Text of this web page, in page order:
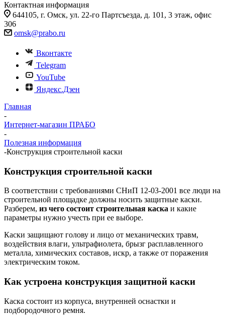
Контактная информация
644105, г. Омск, ул. 22-го Партсъезда, д. 101, 3 этаж, офис
306
omsk@prabo.ru
Вконтакте
Telegram
YouTube
Яндекс.Дзен
Главная
-
Интернет-магазин ПРАБО
-
Полезная информация
-Конструкция строительной каски
Конструкция строительной каски
В соответствии с требованиями СНиП 12-03-2001 все люди на
строительной площадке должны носить защитные каски.
Разберем, из чего состоит строительная каска и какие
параметры нужно учесть при ее выборе.
Каски защищают голову и лицо от механических травм,
воздействия влаги, ультрафиолета, брызг расплавленного
металла, химических составов, искр, а также от поражения
электрическим током.
Как устроена конструкция защитной каски
Каска состоит из корпуса, внутренней оснастки и
подбородочного ремня.